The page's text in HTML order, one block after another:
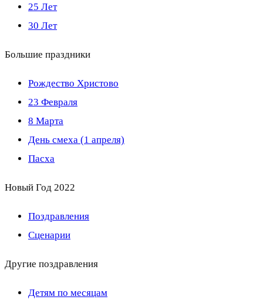
25 Лет
30 Лет
Большие праздники
Рождество Христово
23 Февраля
8 Марта
День смеха (1 апреля)
Пасха
Новый Год 2022
Поздравления
Сценарии
Другие поздравления
Детям по месяцам